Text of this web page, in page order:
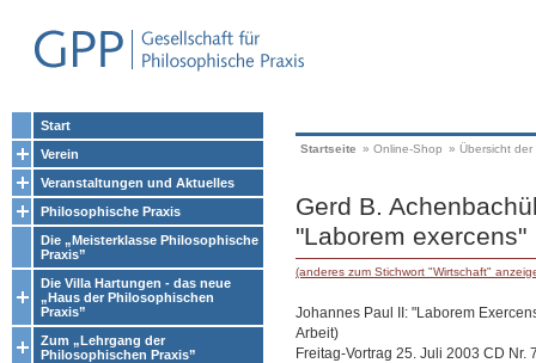
Start
Verein
Veranstaltungen und Aktuelles
Philosophische Praxis
Die „Meisterklasse Philosophische
Praxis”
Die Villa Hartungen - das neue
„Haus der Philosophischen
Praxis”
Zum „Lehrgang der
Philosophischen Praxis”
Startseite » Online-Shop » Übersicht
Gerd B.
"Laborem exercens"
(anderes zum Stichwort "Wirtschaft"
Johannes Paul II: "Laborem
Arbeit)
Freitag-Vortrag 25. Juli 2003 CD Nr.